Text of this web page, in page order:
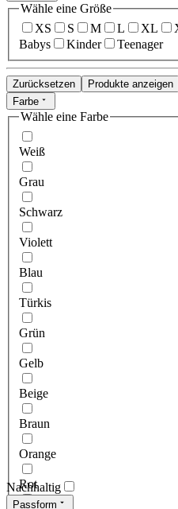
Wähle eine Größe
XS
S M L XL
Babys
Kinder Teenager
Zurücksetzen
Produkte anzeigen
Farbe
Wähle eine Farbe
Weiß
Grau
Schwarz
Violett
Blau
Türkis
Grün
Gelb
Beige
Braun
Orange
Rot
Nachhaltig
Passform